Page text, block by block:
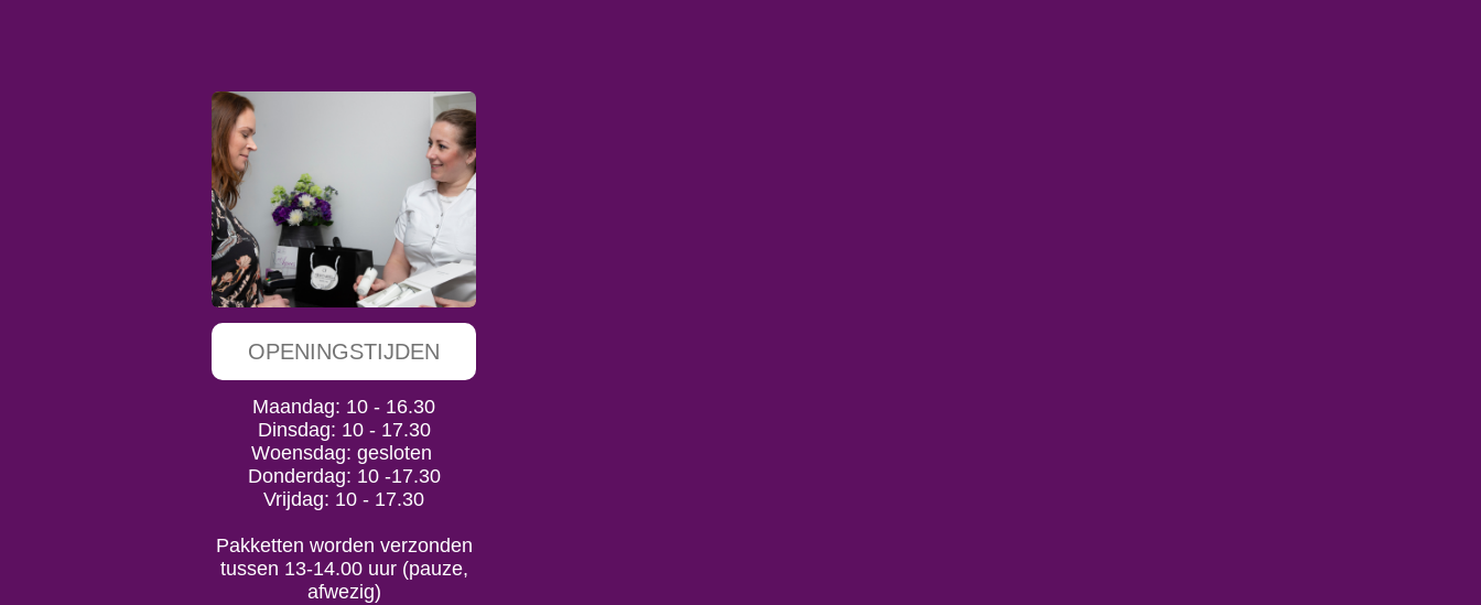
OPENINGSTIJDEN
Maandag: 10 - 16.30
Dinsdag: 10 - 17.30
Woensdag: gesloten
Donderdag: 10 -17.30
Vrijdag: 10 - 17.30
Pakketten worden verzonden
tussen 13-14.00 uur (pauze,
afwezig)